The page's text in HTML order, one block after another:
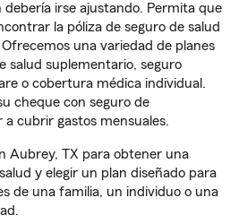
irse ajustando. Permita que
la póliza de seguro de salud
una variedad de planes
salud suplementario, seguro
o cobertura médica individual.
cheque con seguro de
cubrir gastos mensuales.
Aubrey, TX para obtener una
y elegir un plan diseñado para
de una familia, un individuo o una